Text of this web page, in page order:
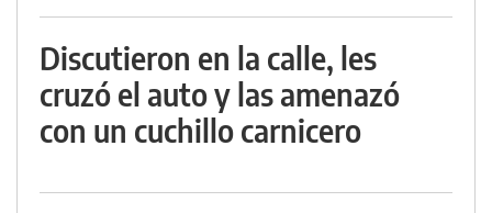
Discutieron en la calle, les
cruzó el auto y las amenazó
con un cuchillo carnicero